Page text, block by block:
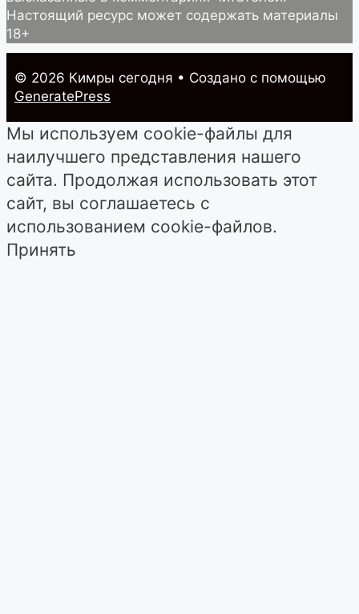
Настоящий ресурс может содержать материалы
18+
© 2026 Кимры cегодня • Создано с помощью
GeneratePress
Мы используем cookie-файлы для
наилучшего представления нашего
сайта. Продолжая использовать этот
сайт, вы соглашаетесь с
использованием cookie-файлов.
Принять